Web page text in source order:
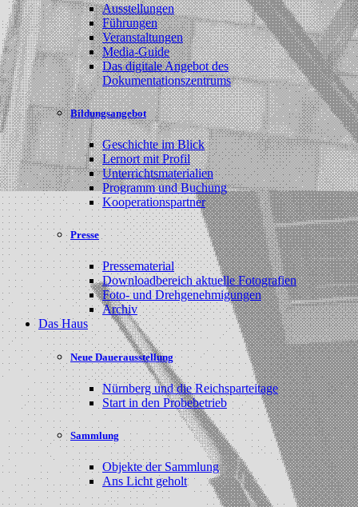
Ausstellungen
Führungen
Veranstaltungen
Media-Guide
Das digitale Angebot des
Dokumentationszentrums
Bildungsangebot
Geschichte im Blick
Lernort mit Profil
Unterrichtsmaterialien
Programm und Buchung
Kooperationspartner
Presse
Pressematerial
Downloadbereich aktuelle Fotografien
Foto- und Drehgenehmigungen
Archiv
Das Haus
Neue Dauerausstellung
Nürnberg und die Reichsparteitage
Start in den Probebetrieb
Sammlung
Objekte der Sammlung
Ans Licht geholt